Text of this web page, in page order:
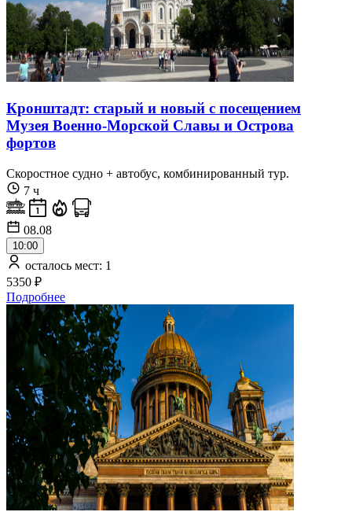
Кронштадт: старый и новый с посещением
Музея Военно-Морской Славы и Острова
фортов
Скоростное судно + автобус, комбинированный тур.
7 ч
08.08
10:00
осталось мест: 1
5350 ₽
Подробнее